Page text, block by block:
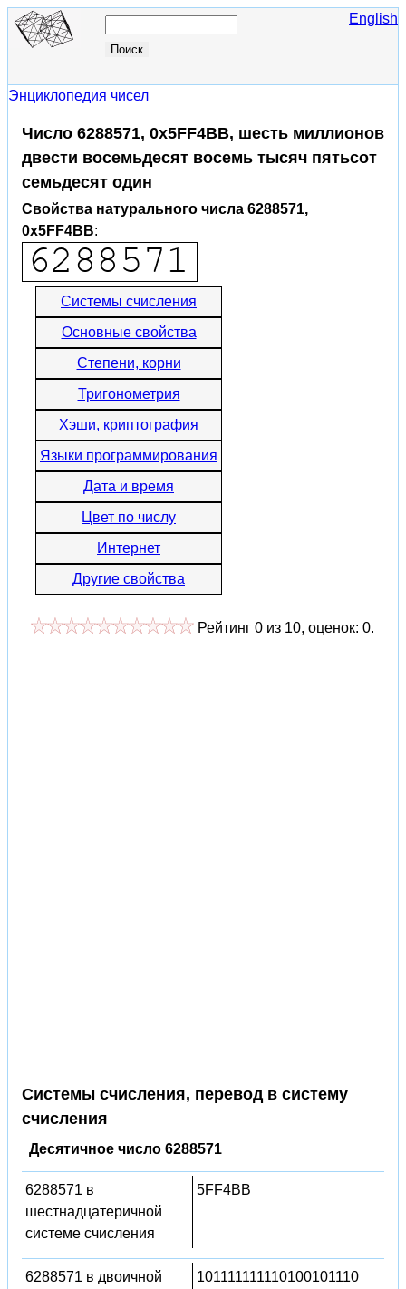
English
Энциклопедия чисел
Число 6288571, 0x5FF4BB, шесть миллионов
двести восемьдесят восемь тысяч пятьсот
семьдесят один
Свойства натурального числа 6288571,
0x5FF4BB:
Системы счисления
Основные свойства
Степени, корни
Тригонометрия
Хэши, криптография
Языки программирования
Дата и время
Цвет по числу
Интернет
Другие свойства
Рейтинг 0 из 10, оценок: 0.
Системы счисления, перевод в систему
счисления
Десятичное число 6288571
6288571 в
шестнадцатеричной
системе счисления
5FF4BB
6288571 в двоичной
101111111110100101110